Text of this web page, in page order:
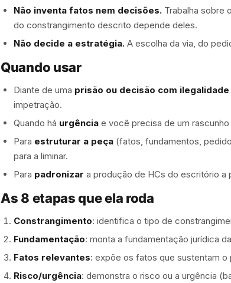
Não inventa fatos nem decisões. Trabalha sobre
do constrangimento descrito depende deles.
Não decide a estratégia. A escolha da via, do
Quando usar
Diante de uma prisão ou decisão com
impetração.
Quando há urgência e você precisa de um
Para estruturar a peça (fatos, fundamentos,
para a liminar.
Para padronizar a produção de HCs do escritório a
As 8 etapas que ela roda
Constrangimento: identifica o tipo de
Fundamentação: monta a fundamentação jurídica
Fatos relevantes: expõe os fatos que sustentam o
Risco/urgência: demonstra o risco ou a urgência